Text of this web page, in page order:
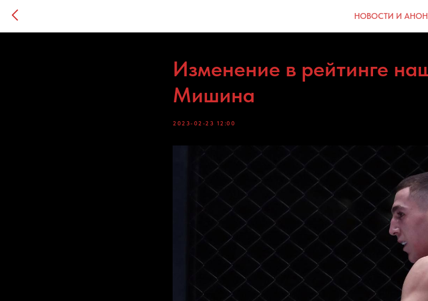
НОВОСТИ И
Изменение в рейтинге
Мишина
2023-02-23 12:00